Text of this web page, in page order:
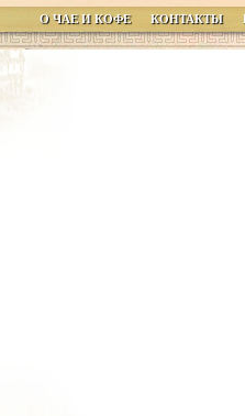
О ЧАЕ И КОФЕ КОНТАКТЫ